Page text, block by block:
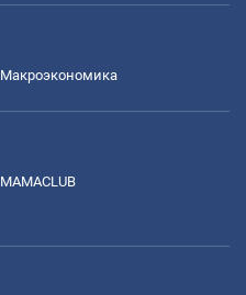
Mакроэкономика
MAMACLUB